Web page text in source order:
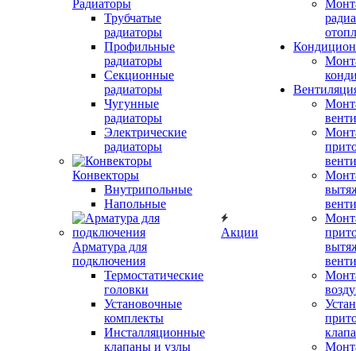
Радиаторы
Трубчатые
радиаторы
Профильные
радиаторы
Секционные
радиаторы
Чугунные
радиаторы
Электрические
радиаторы
Конвекторы
Внутрипольные
Напольные
Арматура для
подключения
Термостатические
головки
Установочные
комплекты
Инсталляционные
клапаны и узлы
Акции